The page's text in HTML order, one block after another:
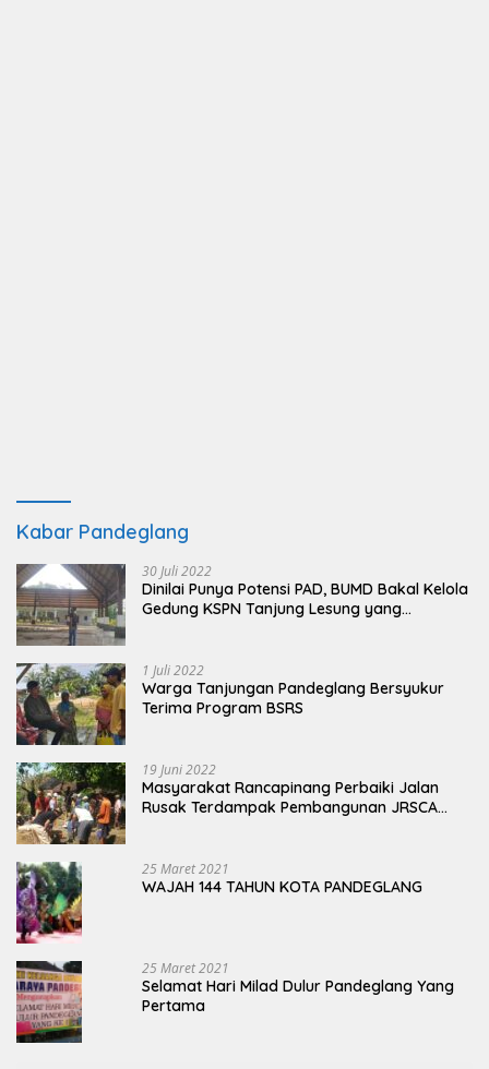
Kabar Pandeglang
30 Juli 2022
Dinilai Punya Potensi PAD, BUMD Bakal Kelola
Gedung KSPN Tanjung Lesung yang
1 Juli 2022
Warga Tanjungan Pandeglang Bersyukur
Terima Program BSRS
19 Juni 2022
Masyarakat Rancapinang Perbaiki Jalan
Rusak Terdampak Pembangunan JRSCA
25 Maret 2021
WAJAH 144 TAHUN KOTA PANDEGLANG
25 Maret 2021
Selamat Hari Milad Dulur Pandeglang Yang
Pertama